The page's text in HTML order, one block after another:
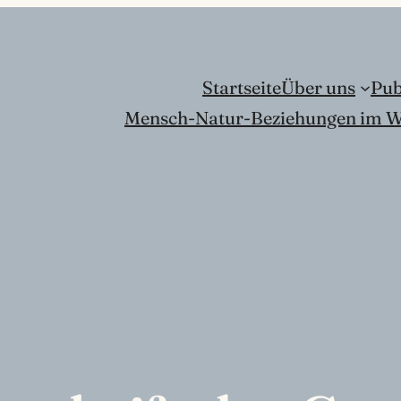
StartseiteÜber uns
Mensch-Natur-Beziehungen im